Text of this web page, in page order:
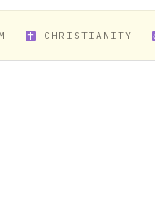
CHRISTIANITY